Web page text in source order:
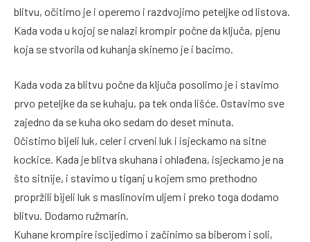
blitvu, očitimo je i operemo i razdvojimo peteljke od listova.
Kada voda u kojoj se nalazi krompir počne da ključa, pjenu
koja se stvorila od kuhanja skinemo je i bacimo.
Kada voda za blitvu počne da ključa posolimo je i stavimo
prvo peteljke da se kuhaju, pa tek onda lišće. Ostavimo sve
zajedno da se kuha oko sedam do deset minuta.
Očistimo bijeli luk, celer i crveni luk i isjeckamo na sitne
kockice. Kada je blitva skuhana i ohlađena, isjeckamo je na
što sitnije, i stavimo u tiganj u kojem smo prethodno
propržili bijeli luk s maslinovim uljem i preko toga dodamo
blitvu. Dodamo ružmarin.
Kuhane krompire iscijedimo i začinimo sa biberom i soli,